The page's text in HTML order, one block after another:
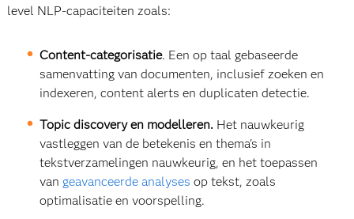
level NLP-capaciteiten zoals:
Content-categorisatie. Een op taal gebaseerde
samenvatting van documenten, inclusief zoeken en
indexeren, content alerts en duplicaten detectie.
Topic discovery en modelleren. Het nauwkeurig
vastleggen van de betekenis en thema's in
tekstverzamelingen nauwkeurig, en het toepassen
van geavanceerde analyses op tekst, zoals
optimalisatie en voorspelling.